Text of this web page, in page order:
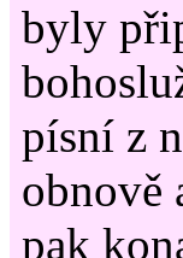
byly
písní z
obnově
pak